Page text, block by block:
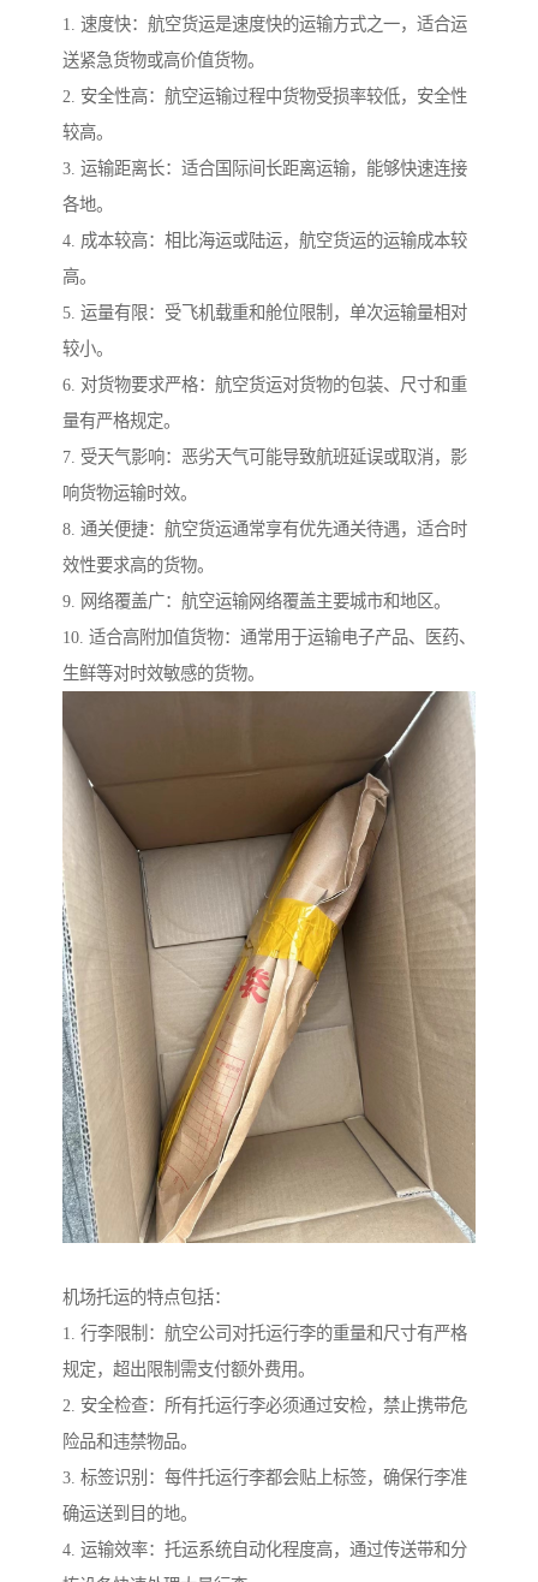
1. 速度快：航空货运是速度快的运输方式之一，适合运
送紧急货物或高价值货物。
2. 安全性高：航空运输过程中货物受损率较低，安全性
较高。
3. 运输距离长：适合国际间长距离运输，能够快速连接
各地。
4. 成本较高：相比海运或陆运，航空货运的运输成本较
高。
5. 运量有限：受飞机载重和舱位限制，单次运输量相对
较小。
6. 对货物要求严格：航空货运对货物的包装、尺寸和重
量有严格规定。
7. 受天气影响：恶劣天气可能导致航班延误或取消，影
响货物运输时效。
8. 通关便捷：航空货运通常享有优先通关待遇，适合时
效性要求高的货物。
9. 网络覆盖广：航空运输网络覆盖主要城市和地区。
10. 适合高附加值货物：通常用于运输电子产品、医药、
生鲜等对时效敏感的货物。
机场托运的特点包括：
1. 行李限制：航空公司对托运行李的重量和尺寸有严格
规定，超出限制需支付额外费用。
2. 安全检查：所有托运行李必须通过安检，禁止携带危
险品和违禁物品。
3. 标签识别：每件托运行李都会贴上标签，确保行李准
确运送到目的地。
4. 运输效率：托运系统自动化程度高，通过传送带和分